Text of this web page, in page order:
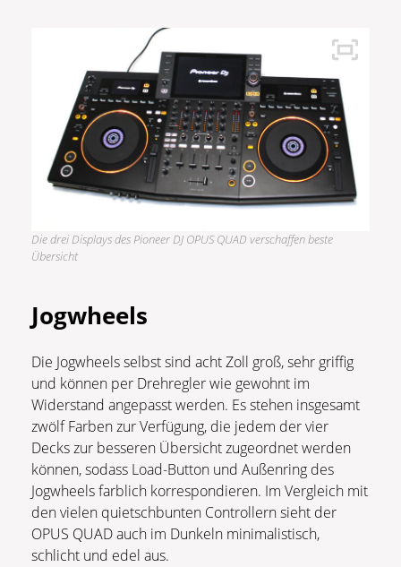
Die drei Displays des Pioneer DJ OPUS QUAD verschaffen beste
Übersicht
Jogwheels
Die Jogwheels selbst sind acht Zoll groß, sehr griffig
und können per Drehregler wie gewohnt im
Widerstand angepasst werden. Es stehen insgesamt
zwölf Farben zur Verfügung, die jedem der vier
Decks zur besseren Übersicht zugeordnet werden
können, sodass Load-Button und Außenring des
Jogwheels farblich korrespondieren. Im Vergleich mit
den vielen quietschbunten Controllern sieht der
OPUS QUAD auch im Dunkeln minimalistisch,
schlicht und edel aus.